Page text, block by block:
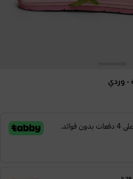
- وردي